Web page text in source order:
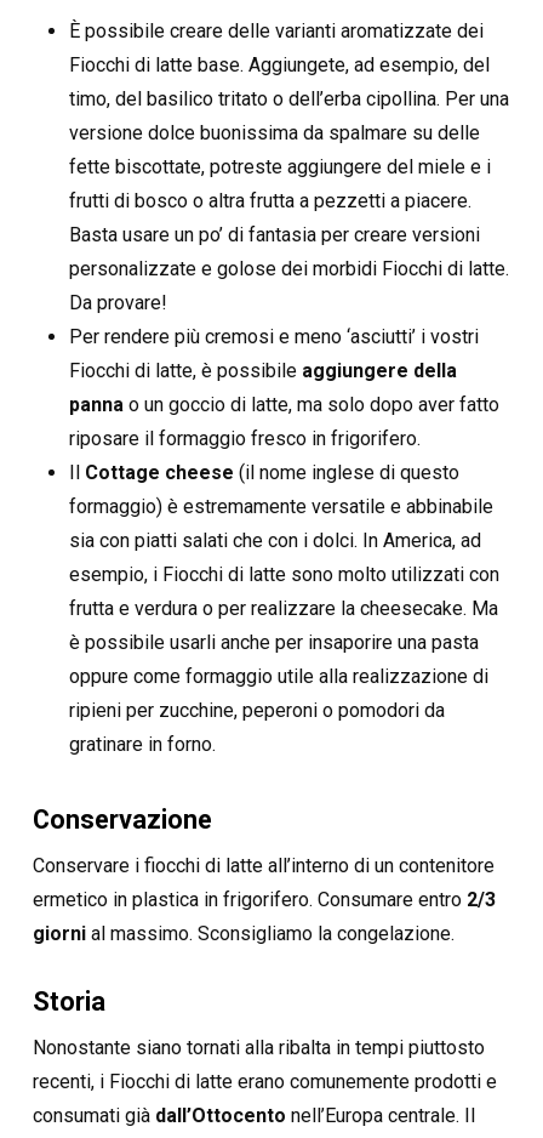
È possibile creare delle varianti aromatizzate dei
Fiocchi di latte base. Aggiungete, ad esempio, del
timo, del basilico tritato o dell’erba cipollina. Per una
versione dolce buonissima da spalmare su delle
fette biscottate, potreste aggiungere del miele e i
frutti di bosco o altra frutta a pezzetti a piacere.
Basta usare un po’ di fantasia per creare versioni
personalizzate e golose dei morbidi Fiocchi di latte.
Da provare!
Per rendere più cremosi e meno ‘asciutti’ i vostri
Fiocchi di latte, è possibile aggiungere della
pannao un goccio di latte, ma solo dopo aver fatto
riposare il formaggio fresco in frigorifero.
Il Cottage cheese (il nome inglese di questo
formaggio) è estremamente versatile e abbinabile
sia con piatti salati che con i dolci. In America, ad
esempio, i Fiocchi di latte sono molto utilizzati con
frutta e verdura o per realizzare la cheesecake. Ma
è possibile usarli anche per insaporire una pasta
oppure come formaggio utile alla realizzazione di
ripieni per zucchine, peperoni o pomodori da
gratinare in forno.
Conservazione
Conservare i fiocchi di latte all’interno di un contenitore
ermetico in plastica in frigorifero. Consumare entro 2/3
giornial massimo. Sconsigliamo la congelazione.
Storia
Nonostante siano tornati alla ribalta in tempi piuttosto
recenti, i Fiocchi di latte erano comunemente prodotti e
consumati già dall’Ottocento nell’Europa centrale. Il